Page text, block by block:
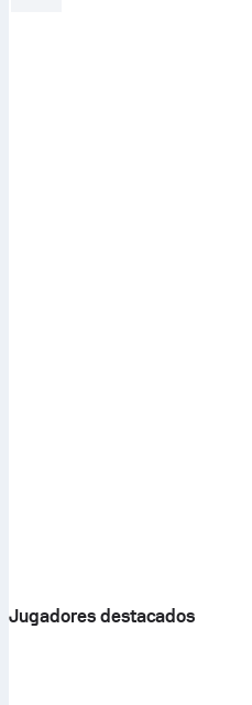
Jugadores destacados